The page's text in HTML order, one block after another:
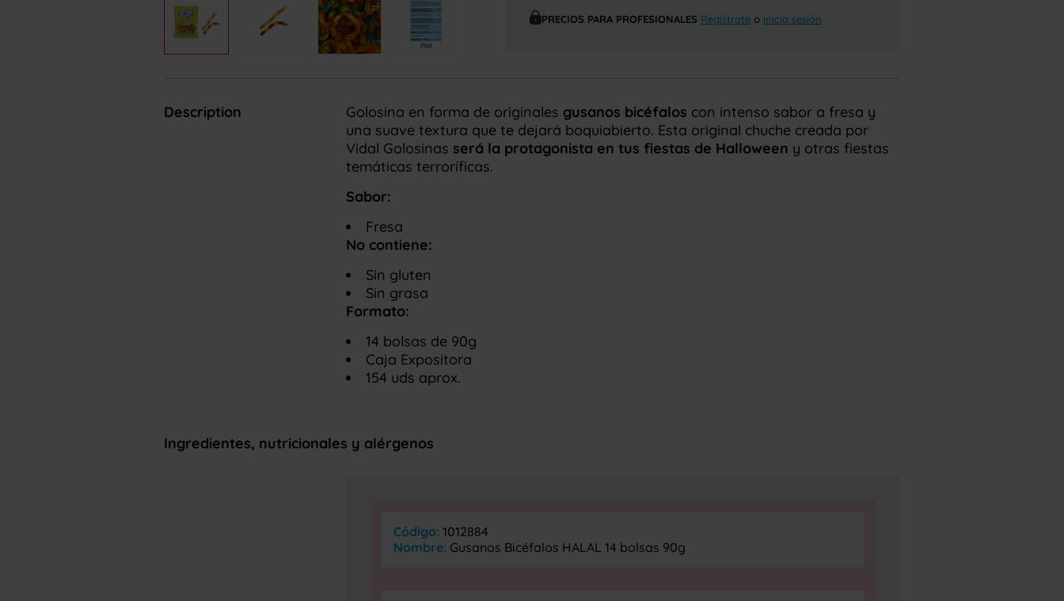
PRECIOS PARA PROFESIONALES Regístrate o inicia sesión
Description Golosina en forma de originales gusanos bicéfalos con intenso sabor a fresa y
una suave textura que te dejará boquiabierto. Esta original chuche creada por
Vidal Golosinas será la protagonista en tus fiestas de Halloween y otras fiestas
temáticas terroríficas.
Sabor:
Fresa
No contiene:
Sin gluten
Sin grasa
Formato:
14 bolsas de 90g
Caja Expositora
154 uds aprox.
Ingredientes, nutricionales y alérgenos
Código: 1012884
Nombre: Gusanos Bicéfalos HALAL 14 bolsas 90g